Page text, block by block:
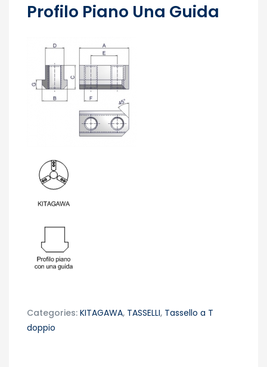
Profilo Piano Una Guida
Categories: KITAGAWA, TASSELLI, Tassello a T
doppio